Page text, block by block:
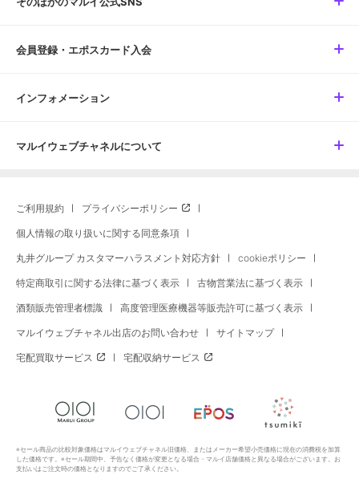
会員登録・エポスカード入会
インフォメーション
マルイウェブチャネルについて
ご利用規約 プライバシーポリシー
個人情報の取り扱いに関する同意条項
丸井グループ カスタマーハラスメント対応方針 cookieポリシー
特定商取引に関する法律に基づく表示 古物営業法に基づく表示
酒類販売管理者標識 高度管理医療機器等販売許可に基づく表示
マルイウェブチャネル出店のお問い合わせ サイトマップ
宅配買取サービス 宅配収納サービス
※セール商品の比較対象価格はマルイウェブチャネル旧価格、またはメーカー希望小売価格に現在の消費税を加算
した価格です。※セール期間中、予告なく価格が変更となる場合・マルイ店舗価格と異なる場合がございます。お
支払いはご注文時の価格となりますのでご了承ください。